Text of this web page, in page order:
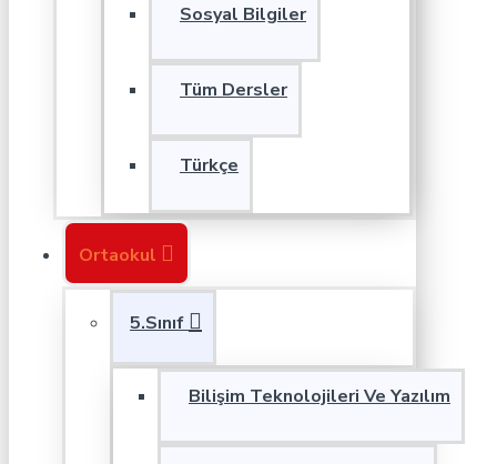
Sosyal Bilgiler
Tüm Dersler
Türkçe
Ortaokul
5.Sınıf
Bilişim Teknolojileri Ve Yazılım